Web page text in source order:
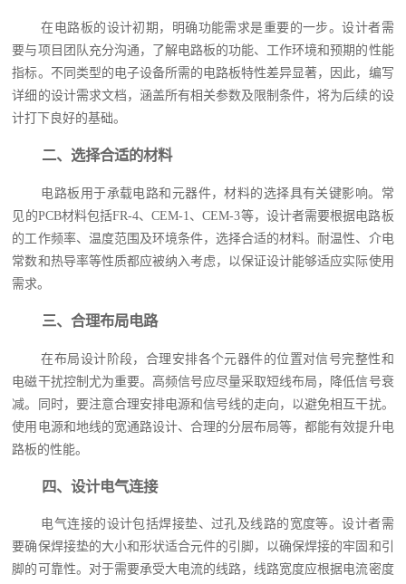
在电路板的设计初期，明确功能需求是重要的一步。设计者需
要与项目团队充分沟通，了解电路板的功能、工作环境和预期的性能
指标。不同类型的电子设备所需的电路板特性差异显著，因此，编写
详细的设计需求文档，涵盖所有相关参数及限制条件，将为后续的设
计打下良好的基础。
二、选择合适的材料
电路板用于承载电路和元器件，材料的选择具有关键影响。常
见的PCB材料包括FR-4、CEM-1、CEM-3等，设计者需要根据电路板
的工作频率、温度范围及环境条件，选择合适的材料。耐温性、介电
常数和热导率等性质都应被纳入考虑，以保证设计能够适应实际使用
需求。
三、合理布局电路
在布局设计阶段，合理安排各个元器件的位置对信号完整性和
电磁干扰控制尤为重要。高频信号应尽量采取短线布局，降低信号衰
减。同时，要注意合理安排电源和信号线的走向，以避免相互干扰。
使用电源和地线的宽通路设计、合理的分层布局等，都能有效提升电
路板的性能。
四、设计电气连接
电气连接的设计包括焊接垫、过孔及线路的宽度等。设计者需
要确保焊接垫的大小和形状适合元件的引脚，以确保焊接的牢固和引
脚的可靠性。对于需要承受大电流的线路，线路宽度应根据电流密度